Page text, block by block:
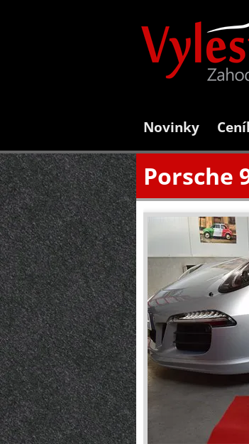
Novinky
Porsche